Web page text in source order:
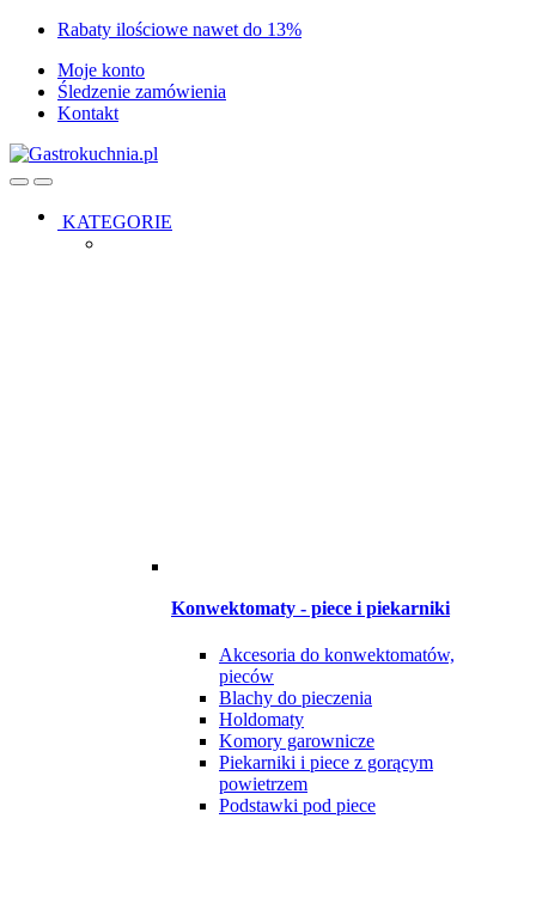
Skip
navigation
Skip
content
Rabaty ilościowe nawet do 13%
Moje konto
Śledzenie zamówienia
Kontakt
OpenClose
KATEGORIE
Konwektomaty - piece i piekarniki
Akcesoria do konwektomatów,
pieców
Blachy do pieczenia
Holdomaty
Komory garownicze
Piekarniki i piece z gorącym
powietrzem
Podstawki pod piece